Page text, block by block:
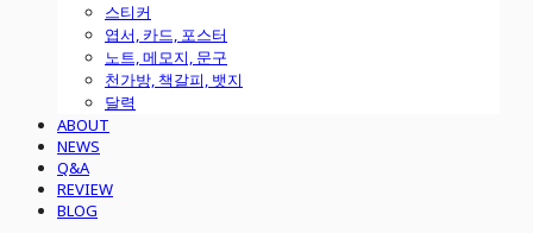
스티커
엽서, 카드, 포스터
노트, 메모지, 문구
천가방, 책갈피, 뱃지
달력
ABOUT
NEWS
Q&A
REVIEW
BLOG